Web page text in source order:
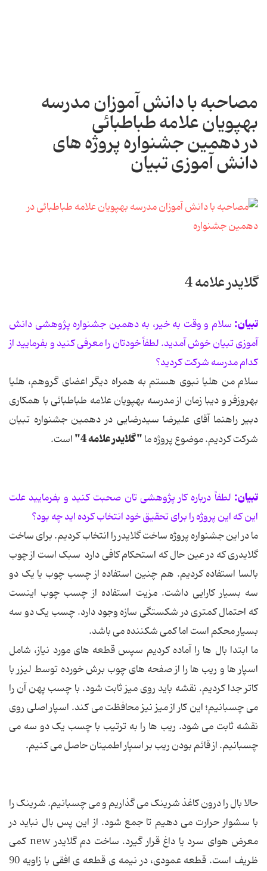
مصاحبه با دانش آموزان مدرسه
بهپویان علامه طباطبائی
در دهمین جشنواره پروژه های
دانش آموزی تبیان
گلایدر علامه 4
تبیان: سلام و وقت به خیر، به دهمین جشنواره پژوهشی دانش
آموزی تبیان خوش آمدید. لطفاً خودتان را معرفی کنید و بفرمایید از
کدام مدرسه شرکت کردید؟
سلام من هلیا نبوی هستم به همراه دیگر اعضای گروهم، هلیا
بهروزفر و دیبا زمان از مدرسه بهپویان علامه طباطبائی با همکاری
دبیر راهنما آقای علیرضا سیدرضایی در دهمین جشنواره تبیان
شرکت کردیم. موضوع پروژه ما" گلایدر علامه 4" است.
تبیان: لطفاً درباره کار پژوهشی تان صحبت کنید و بفرمایید علت
این که این پروژه را برای تحقیق خود انتخاب کرده اید چه بود؟
ما در این جشنواره پروژه ساخت گلایدر را انتخاب کردیم. برای ساخت
گلایدری که در عین حال که استحکام کافی دارد سبک است از چوب
بالسا استفاده کردیم. هم چنین استفاده از چسب چوب یا یک دو
سه بسیار کارایی داشت. مزیت استفاده از چسب چوب اینست
که احتمال کمتری در شکستگی سازه وجود دارد. چسب یک دو سه
بسیار محکم است اما کمی شکننده می باشد.
ما ابتدا بال ها را آماده کردیم سپس قطعه های مورد نیاز، شامل
اسپار ها و ریب ها را از صفحه های چوب برش خورده توسط لیزر با
کاتر جدا کردیم. نقشه باید روی میز ثابت شود. با چسب پهن آن را
می چسبانیم؛ این کار از میز نیز محافظت می کند. اسپار اصلی روی
نقشه ثابت می شود. ریب ها را به ترتیب با چسب یک دو سه می
چسبانیم. از قائم بودن ریب بر اسپار اطمینان حاصل می کنیم.
حالا بال را درون کاغذ شرینک می گذاریم و می چسبانیم. شرینک را
با سشوار حرارت می دهیم تا جمع شود. از این پس بال نباید در
معرض هوای سرد یا داغ قرار گیرد. ساخت دم گلایدر new کمی
ظریف است. قطعه عمودی، در نیمه ی قطعه ی افقی با زاویه 90